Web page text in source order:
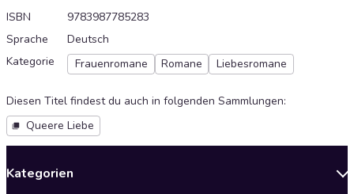
ISBN
9783987785283
Sprache
Deutsch
Kategorie
Frauenromane Romane Liebesromane
Diesen Titel findest du auch in folgenden Sammlungen:
Queere Liebe
Kategorien